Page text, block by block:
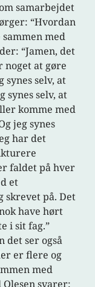
samarbejdet
“Hvordan
med
“Jamen, det
at gøre
synes selv, at
synes selv, at
komme med
jeg synes
har det
faldet på hver
et
skrevet på. Det
have hørt
i sit fag.”
det ser også
er flere og
med
svarer: